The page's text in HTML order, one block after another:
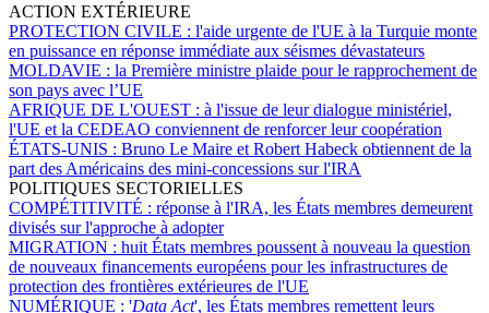
ACTION EXTÉRIEURE
PROTECTION CIVILE : l'aide urgente de l'UE à la Turquie monte
en puissance en réponse immédiate aux séismes dévastateurs
MOLDAVIE : la Première ministre plaide pour le rapprochement de
son pays avec l’UE
AFRIQUE DE L'OUEST : à l'issue de leur dialogue ministériel,
l'UE et la CEDEAO conviennent de renforcer leur coopération
ÉTATS-UNIS : Bruno Le Maire et Robert Habeck obtiennent de la
part des Américains des mini-concessions sur l'IRA
POLITIQUES SECTORIELLES
COMPÉTITIVITÉ : réponse à l'IRA, les États membres demeurent
divisés sur l'approche à adopter
MIGRATION : huit États membres poussent à nouveau la question
de nouveaux financements européens pour les infrastructures de
protection des frontières extérieures de l'UE
NUMÉRIQUE : 'Data Act', les États membres remettent leurs